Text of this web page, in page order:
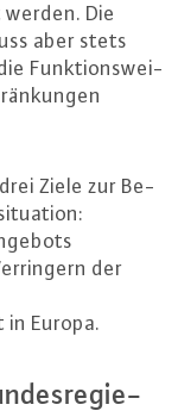
Die
aber stets
Funk­ti­ons­wei­
Ziele zur Be­
der
Europa.